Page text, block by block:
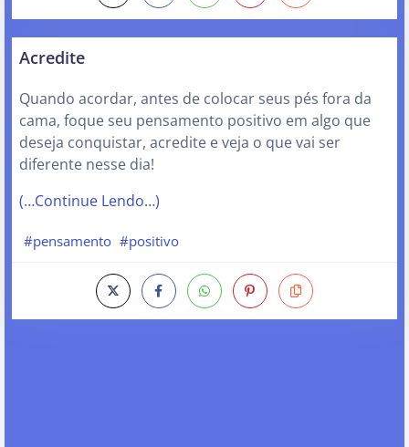
Acredite
Quando acordar, antes de colocar seus pés fora da
cama, foque seu pensamento positivo em algo que
deseja conquistar, acredite e veja o que vai ser
diferente nesse dia!
(…Continue Lendo…)
#pensamento #positivo